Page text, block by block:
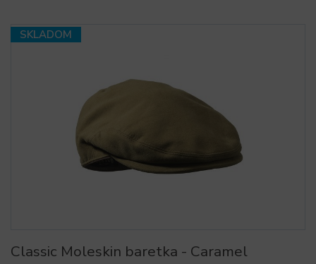
SKLADOM
Classic Moleskin baretka - Caramel